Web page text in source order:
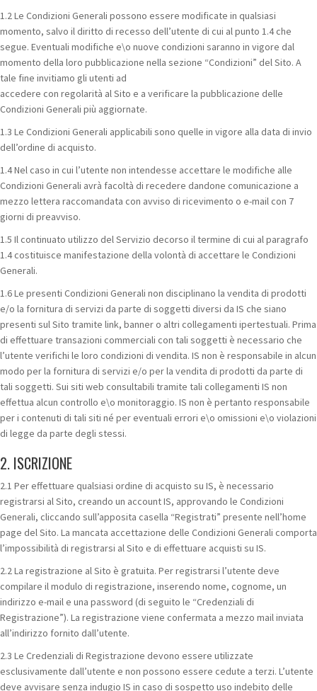
1.2 Le Condizioni Generali possono essere modificate in qualsiasi
momento, salvo il diritto di recesso dell’utente di cui al punto 1.4 che
segue. Eventuali modifiche e\o nuove condizioni saranno in vigore dal
momento della loro pubblicazione nella sezione “Condizioni” del Sito. A
tale fine invitiamo gli utenti ad
accedere con regolarità al Sito e a verificare la pubblicazione delle
Condizioni Generali più aggiornate.
1.3 Le Condizioni Generali applicabili sono quelle in vigore alla data di invio
dell’ordine di acquisto.
1.4 Nel caso in cui l’utente non intendesse accettare le modifiche alle
Condizioni Generali avrà facoltà di recedere dandone comunicazione a
mezzo lettera raccomandata con avviso di ricevimento o e-mail con 7
giorni di preavviso.
1.5 Il continuato utilizzo del Servizio decorso il termine di cui al paragrafo
1.4 costituisce manifestazione della volontà di accettare le Condizioni
Generali.
1.6 Le presenti Condizioni Generali non disciplinano la vendita di prodotti
e/o la fornitura di servizi da parte di soggetti diversi da IS che siano
presenti sul Sito tramite link, banner o altri collegamenti ipertestuali. Prima
di effettuare transazioni commerciali con tali soggetti è necessario che
l’utente verifichi le loro condizioni di vendita. IS non è responsabile in alcun
modo per la fornitura di servizi e/o per la vendita di prodotti da parte di
tali soggetti. Sui siti web consultabili tramite tali collegamenti IS non
effettua alcun controllo e\o monitoraggio. IS non è pertanto responsabile
per i contenuti di tali siti né per eventuali errori e\o omissioni e\o violazioni
di legge da parte degli stessi.
2. ISCRIZIONE
2.1 Per effettuare qualsiasi ordine di acquisto su IS, è necessario
registrarsi al Sito, creando un account IS, approvando le Condizioni
Generali, cliccando sull’apposita casella “Registrati” presente nell’home
page del Sito. La mancata accettazione delle Condizioni Generali comporta
l’impossibilità di registrarsi al Sito e di effettuare acquisti su IS.
2.2 La registrazione al Sito è gratuita. Per registrarsi l’utente deve
compilare il modulo di registrazione, inserendo nome, cognome, un
indirizzo e-mail e una password (di seguito le “Credenziali di
Registrazione”). La registrazione viene confermata a mezzo mail inviata
all’indirizzo fornito dall’utente.
2.3 Le Credenziali di Registrazione devono essere utilizzate
esclusivamente dall’utente e non possono essere cedute a terzi. L’utente
deve avvisare senza indugio IS in caso di sospetto uso indebito delle